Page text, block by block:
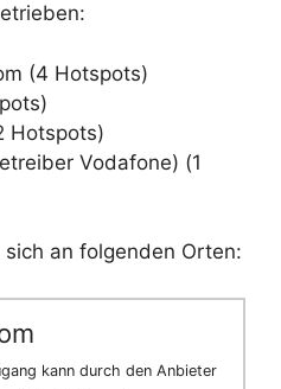
(4 Hotspots)
Hotspots)
Vodafone) (1
an folgenden Orten:
kann durch den Anbieter